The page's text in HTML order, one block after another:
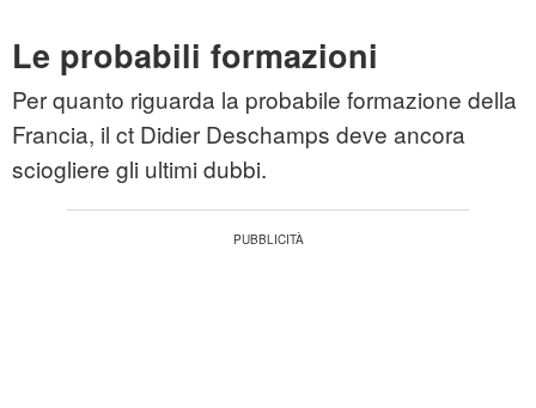
Le probabili formazioni
Per quanto riguarda la probabile formazione della
Francia, il ct Didier Deschamps deve ancora
sciogliere gli ultimi dubbi.